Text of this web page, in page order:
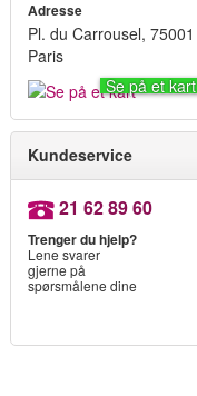
Adresse
Pl. du Carrousel, 75001
Paris
Se på et kart
Kundeservice
21 62 89 60
Trenger du hjelp?
Lene svarer
gjerne på
spørsmålene dine